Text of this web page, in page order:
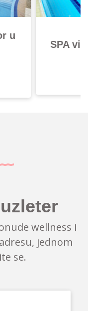
u
SPA
wellness i
jednom
se.